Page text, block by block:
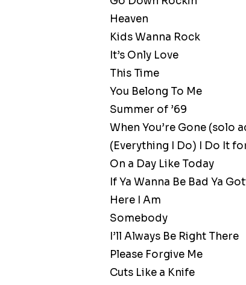
Heaven
Kids Wanna Rock
It’s Only Love
This Time
You Belong To Me
Summer of ’69
When You’re Gone (solo
(Everything I Do) I Do It
On a Day Like Today
If Ya Wanna Be Bad Ya
Here I Am
Somebody
I’ll Always Be Right There
Please Forgive Me
Cuts Like a Knife